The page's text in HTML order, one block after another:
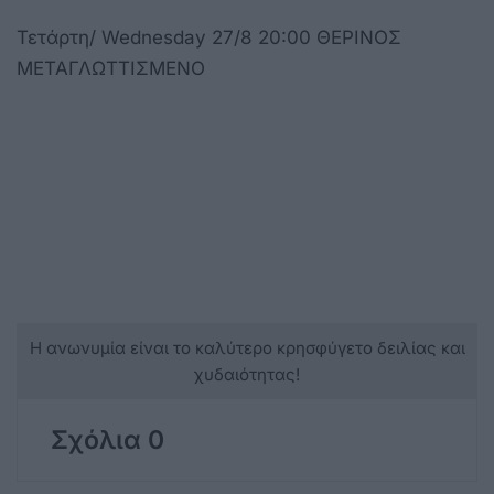
Τετάρτη/ Wednesday 27/8 20:00 ΘΕΡΙΝΟΣ
ΜΕΤΑΓΛΩΤΤΙΣΜΕΝΟ
Η ανωνυμία είναι το καλύτερο κρησφύγετο δειλίας και
χυδαιότητας!
Σχόλια 0